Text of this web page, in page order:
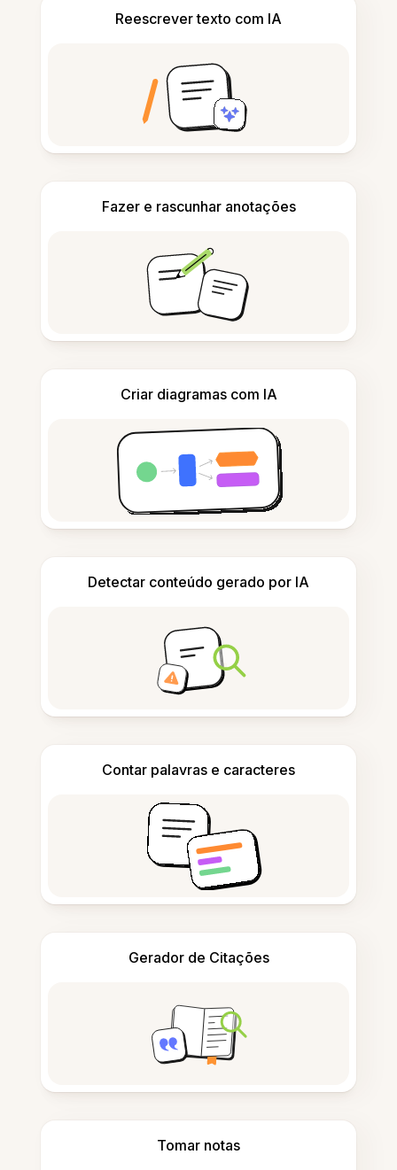
Reescrever texto com IA
Fazer e rascunhar anotações
Criar diagramas com IA
Detectar conteúdo gerado por IA
Contar palavras e caracteres
Gerador de Citações
Tomar notas